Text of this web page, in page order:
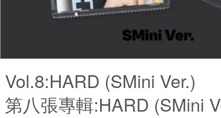
Vol.8:HARD (SMini Ver.)
第八張專輯:HARD (SMini